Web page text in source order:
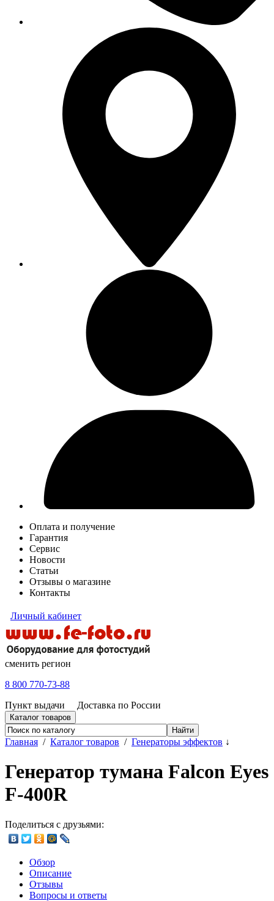
Оплата и получение
Гарантия
Сервис
Новости
Статьи
Отзывы о магазине
Контакты
Личный кабинет
сменить регион
8 800 770-73-88
Пункт выдачи
Доставка по России
Каталог товаров
Главная / Каталог товаров / Генераторы эффектов ↓
Генератор тумана Falcon Eyes
F-400R
Поделиться с друзьями:
Обзор
Описание
Отзывы
Вопросы и ответы